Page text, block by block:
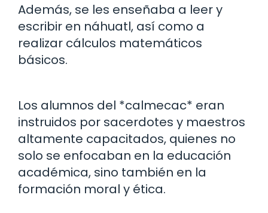
Además, se les enseñaba a leer y
escribir en náhuatl, así como a
realizar cálculos matemáticos
básicos.
Los alumnos del *calmecac* eran
instruidos por sacerdotes y maestros
altamente capacitados, quienes no
solo se enfocaban en la educación
académica, sino también en la
formación moral y ética.